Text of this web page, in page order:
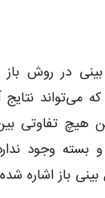
در روش باز
می‌تواند
هیچ تفاوتی
بسته وجود
باز اشاره